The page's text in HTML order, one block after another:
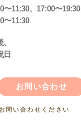
〜11:30、17:00〜19:30
〜11:30
日
お問い合わせ
問い合わせください